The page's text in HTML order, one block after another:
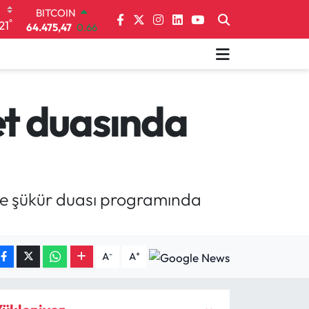
°
64.475,47
0.66
DOLAR
47,5971 0.05
GRAM ALTIN
6518.23
0.39
BİST100
duasında
şükür duası programında
A- A+